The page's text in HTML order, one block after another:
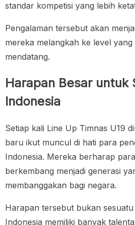
standar kompetisi yang lebih
Pengalaman tersebut akan
mereka melangkah ke level yang
mendatang.
Harapan Besar untuk
Indonesia
Setiap kali Line Up Timnas U19
baru ikut muncul di hati para
Indonesia. Mereka berharap
berkembang menjadi generasi
membanggakan bagi negara.
Harapan tersebut bukan
Indonesia memiliki banyak